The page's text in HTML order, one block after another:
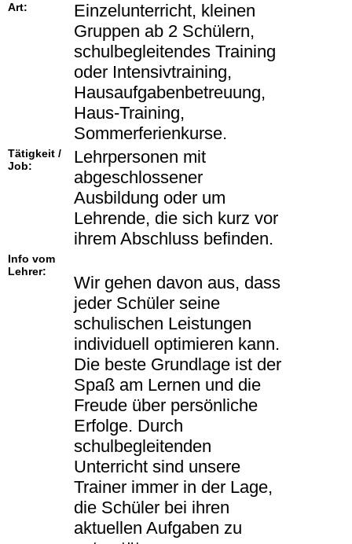
Art:
Einzelunterricht, kleinen
Gruppen ab 2 Schülern,
schulbegleitendes Training
oder Intensivtraining,
Hausaufgabenbetreuung,
Haus-Training,
Sommerferienkurse.
Tätigkeit /
Job:
Lehrpersonen mit
abgeschlossener
Ausbildung oder um
Lehrende, die sich kurz vor
ihrem Abschluss befinden.
Info vom
Lehrer:
Wir gehen davon aus, dass
jeder Schüler seine
schulischen Leistungen
individuell optimieren kann.
Die beste Grundlage ist der
Spaß am Lernen und die
Freude über persönliche
Erfolge. Durch
schulbegleitenden
Unterricht sind unsere
Trainer immer in der Lage,
die Schüler bei ihren
aktuellen Aufgaben zu